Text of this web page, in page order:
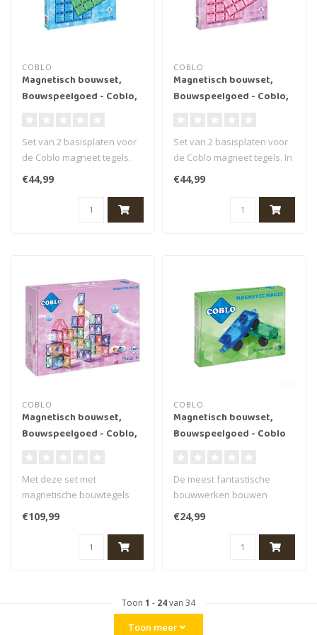
COBLO
Magnetisch bouwset,
Bouwspeelgoed - Coblo,
3+
Set van 2 basisplaten voor
de Coblo magneet tegels.
Deze platen vormen de
basis ..
€44,99
COBLO
Magnetisch bouwset,
Bouwspeelgoed - Coblo,
3+
Set van 2 basisplaten voor
de Coblo magneet tegels. In
de kleuren pastel. Deze p..
€44,99
COBLO
Magnetisch bouwset,
Bouwspeelgoed - Coblo,
Met deze set met
magnetische bouwtegels
maak je jouw eigen
magnetische knikkerba..
€109,99
COBLO
Magnetisch bouwset,
Bouwspeelgoed - Coblo
De meest fantastische
bouwwerken bouwen
kinderen met Magnetisch
speelgoed van Co..
€24,99
Toon 1 - 24van 34
Toon meer